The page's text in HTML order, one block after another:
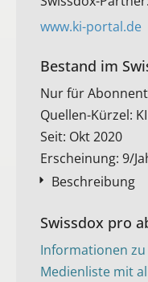
www.ki-portal.de
Bestand im
Nur für
Quellen-Kürzel: KI
Seit: Okt 2020
Erscheinung: 9/
Beschreibung
Swissdox pro
Informationen
Medienliste mit